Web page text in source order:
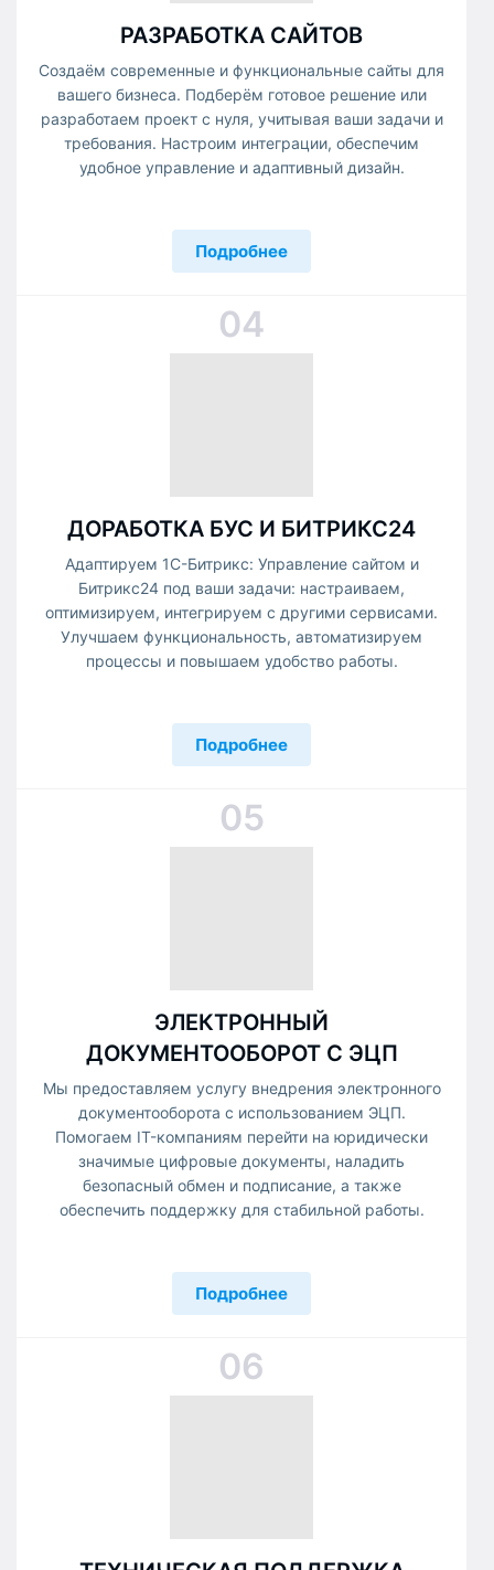
РАЗРАБОТКА САЙТОВ
Создаём современные и функциональные сайты для
вашего бизнеса. Подберём готовое решение или
разработаем проект с нуля, учитывая ваши задачи и
требования. Настроим интеграции, обеспечим
удобное управление и адаптивный дизайн.
Подробнее
04
ДОРАБОТКА БУС И БИТРИКС24
Адаптируем 1С-Битрикс: Управление сайтом и
Битрикс24 под ваши задачи: настраиваем,
оптимизируем, интегрируем с другими сервисами.
Улучшаем функциональность, автоматизируем
процессы и повышаем удобство работы.
Подробнее
05
ЭЛЕКТРОННЫЙ
ДОКУМЕНТООБОРОТ С ЭЦП
Мы предоставляем услугу внедрения электронного
документооборота с использованием ЭЦП.
Помогаем IT-компаниям перейти на юридически
значимые цифровые документы, наладить
безопасный обмен и подписание, а также
обеспечить поддержку для стабильной работы.
Подробнее
06